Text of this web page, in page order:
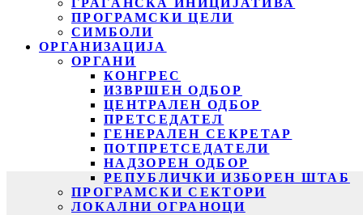
ГРАЃАНСКА ИНИЦИЈАТИВА
ПРОГРАМСКИ ЦЕЛИ
СИМБОЛИ
ОРГАНИЗАЦИЈА
ОРГАНИ
КОНГРЕС
ИЗВРШЕН ОДБОР
ЦЕНТРАЛЕН ОДБОР
ПРЕТСЕДАТЕЛ
ГЕНЕРАЛЕН СЕКРЕТАР
ПОТПРЕТСЕДАТЕЛИ
НАДЗОРЕН ОДБОР
РЕПУБЛИЧКИ ИЗБОРЕН ШТАБ
ПРОГРАМСКИ СЕКТОРИ
ЛОКАЛНИ ОГРАНОЦИ